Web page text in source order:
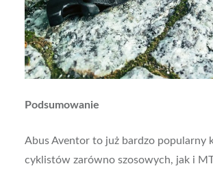
Podsumowanie
Abus Aventor to już bardzo popularny
cyklistów zarówno szosowych, jak i